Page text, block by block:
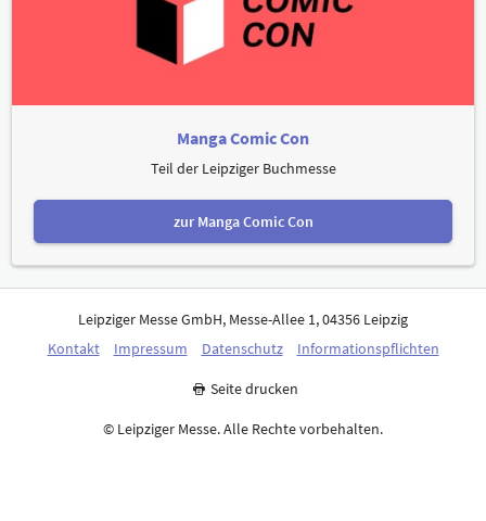
Manga Comic Con
Teil der Leipziger Buchmesse
zur Manga Comic Con
Leipziger Messe GmbH, Messe-Allee 1, 04356 Leipzig
Kontakt
Impressum Datenschutz Informationspflichten
Seite drucken
© Leipziger Messe. Alle Rechte vorbehalten.